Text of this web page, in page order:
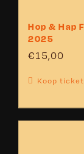
Hop & Hap
2025
€15,00
Koop ticket